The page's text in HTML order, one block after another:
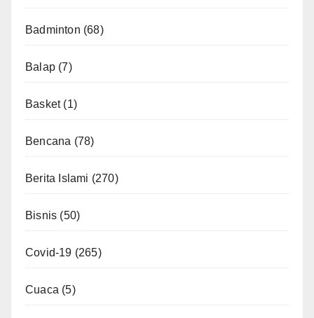
Badminton (68)
Balap (7)
Basket(1)
Bencana (78)
Berita Islami (270)
Bisnis (50)
Covid-19 (265)
Cuaca (5)